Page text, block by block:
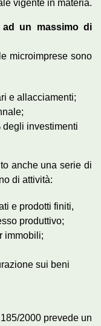
vigente in materia.
ad un massimo di
microimprese sono
e allacciamenti;
degli investimenti
anche una serie di
di attività:
e prodotti finiti,
produttivo;
immobili;
sui beni
2000 prevede un